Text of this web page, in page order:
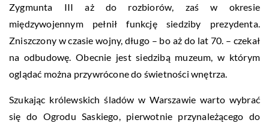
Zygmunta III aż do rozbiorów, zaś w okresie
międzywojennym pełnił funkcję siedziby prezydenta.
Zniszczony w czasie wojny, długo – bo aż do lat 70. – czekał
na odbudowę. Obecnie jest siedzibą muzeum, w którym
oglądać można przywrócone do świetności wnętrza.
Szukając królewskich śladów w Warszawie warto wybrać
się do Ogrodu Saskiego, pierwotnie przynależącego do